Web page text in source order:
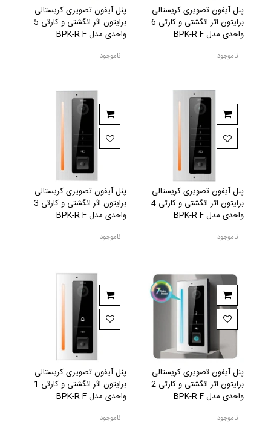
پنل آیفون تصویری کریستالی
برایتون اثر انگشتی و کارتی 6
واحدی مدل BPK-R F
ناموجود
پنل آیفون تصویری کریستالی
برایتون اثر انگشتی و کارتی 5
واحدی مدل BPK-R F
ناموجود
پنل آیفون تصویری کریستالی
برایتون اثر انگشتی و کارتی 4
واحدی مدل BPK-R F
ناموجود
پنل آیفون تصویری کریستالی
برایتون اثر انگشتی و کارتی 3
واحدی مدل BPK-R F
ناموجود
پنل آیفون تصویری کریستالی
برایتون اثر انگشتی و کارتی 2
واحدی مدل BPK-R F
ناموجود
پنل آیفون تصویری کریستالی
برایتون اثر انگشتی و کارتی 1
واحدی مدل BPK-R F
ناموجود